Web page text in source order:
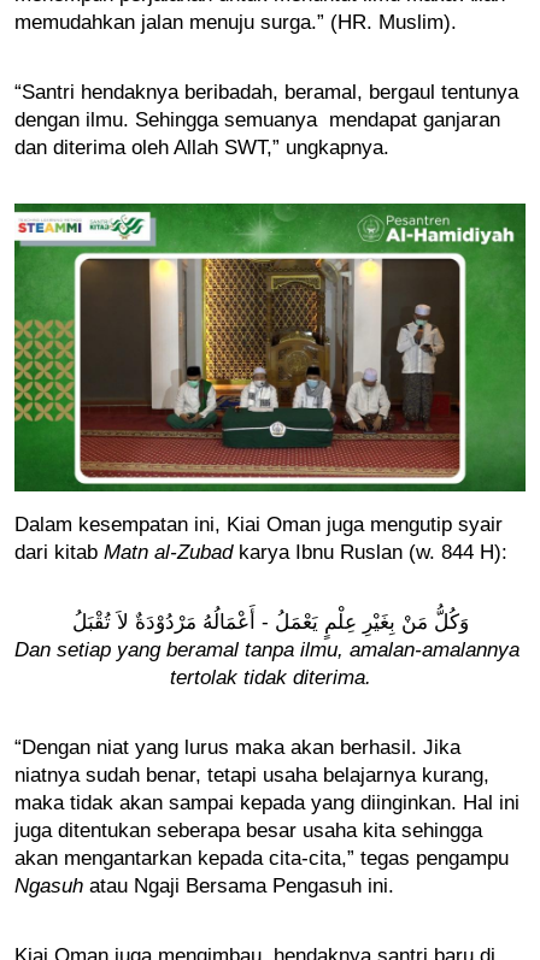
memudahkan jalan menuju surga.” (HR. Muslim).
“Santri hendaknya beribadah, beramal, bergaul tentunya
dengan ilmu. Sehingga semuanya  mendapat ganjaran
dan diterima oleh Allah SWT,” ungkapnya.
Dalam kesempatan ini, Kiai Oman juga mengutip syair
dari kitab Matn al-Zubad karya Ibnu Ruslan (w. 844 H):
وَكُلُّ مَنْ بِغَيْرِ عِلْمٍ يَعْمَلُ - أَعْمَالُهُ مَرْدُوْدَةٌ لاَ تُقْبَلُ
Dan setiap yang beramal tanpa ilmu, amalan-amalannya
tertolak tidak diterima.
“Dengan niat yang lurus maka akan berhasil. Jika
niatnya sudah benar, tetapi usaha belajarnya kurang,
maka tidak akan sampai kepada yang diinginkan. Hal ini
juga ditentukan seberapa besar usaha kita sehingga
Ngasuh atau Ngaji Bersama Pengasuh ini.
Kiai Oman juga mengimbau, hendaknya santri baru di